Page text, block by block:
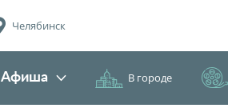
Челябинск
Афиша В городе